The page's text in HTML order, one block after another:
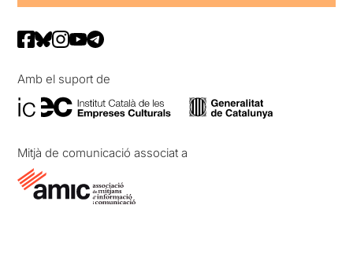
Amb el suport de
Mitjà de comunicació associat a